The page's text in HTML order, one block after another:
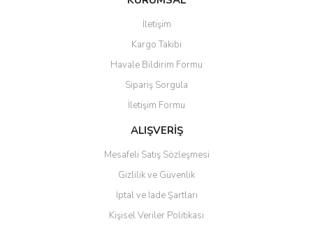
İletişim
Kargo Takibi
Havale Bildirim Formu
Sipariş Sorgula
İletişim Formu
ALIŞVERİŞ
Mesafeli Satış Sözleşmesi
Gizlilik ve Güvenlik
İptal ve İade Şartları
Kişisel Veriler Politikası